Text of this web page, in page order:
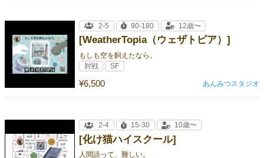
[WeatherTopia（ウェザトピア）]
もしも空を飼えたなら。
¥6,500
2-5 90-180 12歳〜
対戦 SF
あんみつスタジオ
[化け猫ハイスクール]
人間語って、難しい。
2-4 15-30 10歳〜